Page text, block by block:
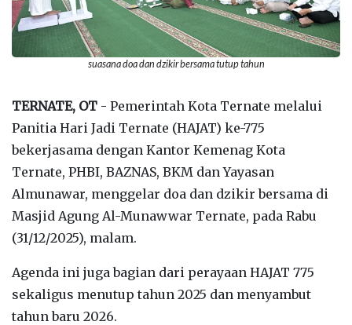
suasana doa dan dzikir bersama tutup tahun
TERNATE, OT - Pemerintah Kota Ternate melalui
Panitia Hari Jadi Ternate (HAJAT) ke-775
bekerjasama dengan Kantor Kemenag Kota
Ternate, PHBI, BAZNAS, BKM dan Yayasan
Almunawar, menggelar doa dan dzikir bersama di
Masjid Agung Al-Munawwar Ternate, pada Rabu
(31/12/2025), malam.
Agenda ini juga bagian dari perayaan HAJAT 775
sekaligus menutup tahun 2025 dan menyambut
tahun baru 2026.